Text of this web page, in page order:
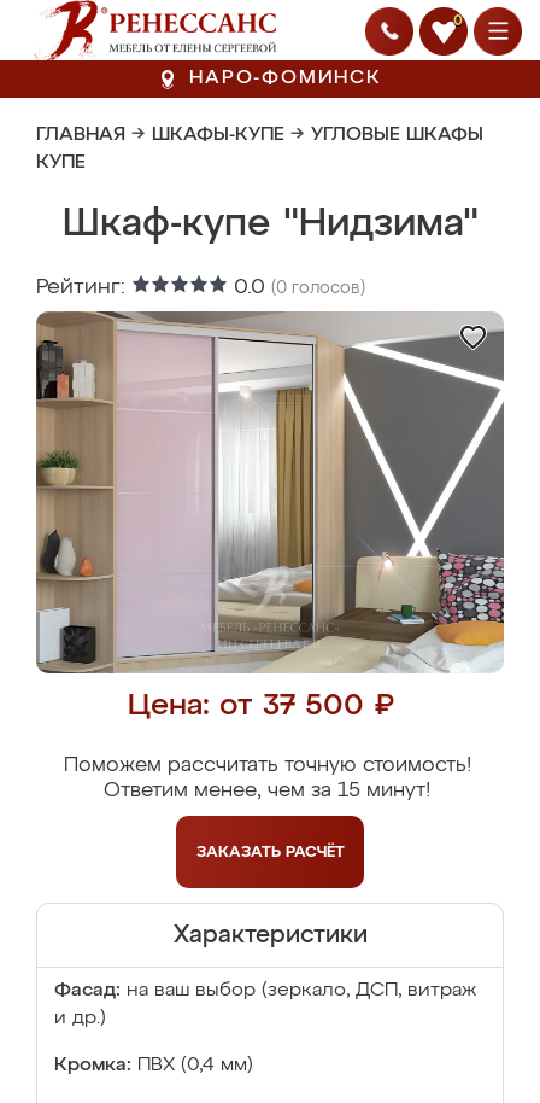
0
НАРО-ФОМИНСК
ГЛАВНАЯ → ШКАФЫ-КУПЕ → УГЛОВЫЕ ШКАФЫ
КУПЕ
Шкаф-купе "Нидзима"
Рейтинг: 0.0 (0 голосов)
Цена: от 37 500 ₽
Поможем рассчитать точную стоимость!
Ответим менее, чем за 15 минут!
ЗАКАЗАТЬ РАСЧЁТ
Характеристики
Фасад: на ваш выбор (зеркало, ДСП, витраж
и др.)
Кромка: ПВХ (0,4 мм)